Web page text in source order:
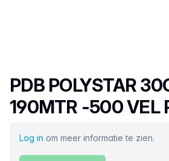
Productnaam
PDB POLYSTAR
190MTR -500 VEL
Log in om meer informatie te zien.